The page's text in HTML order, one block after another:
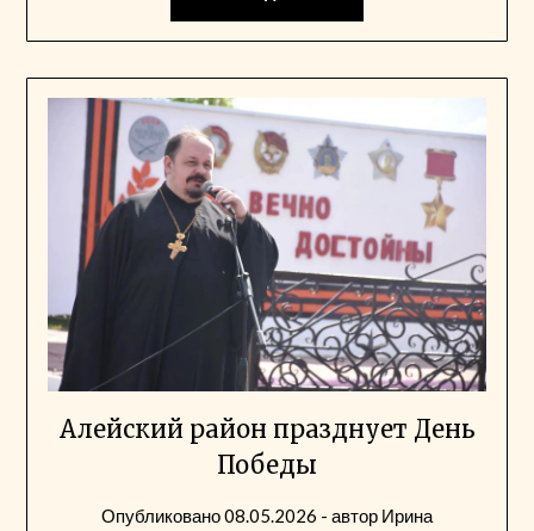
Алейский район празднует День
Победы
Опубликовано08.05.2026 - автор Ирина